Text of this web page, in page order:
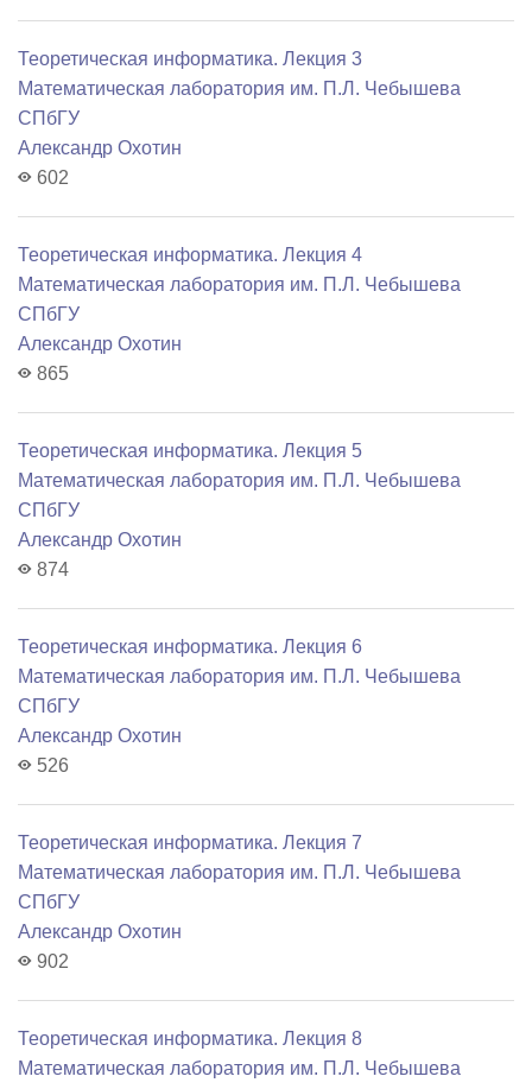
Теоретическая информатика. Лекция 3
Математичеcкая лаборатория им. П.Л. Чебышева
СПбГУ
Александр Охотин
602
Теоретическая информатика. Лекция 4
Математичеcкая лаборатория им. П.Л. Чебышева
СПбГУ
Александр Охотин
865
Теоретическая информатика. Лекция 5
Математичеcкая лаборатория им. П.Л. Чебышева
СПбГУ
Александр Охотин
874
Теоретическая информатика. Лекция 6
Математичеcкая лаборатория им. П.Л. Чебышева
СПбГУ
Александр Охотин
526
Теоретическая информатика. Лекция 7
Математичеcкая лаборатория им. П.Л. Чебышева
СПбГУ
Александр Охотин
902
Теоретическая информатика. Лекция 8
Математичеcкая лаборатория им. П.Л. Чебышева